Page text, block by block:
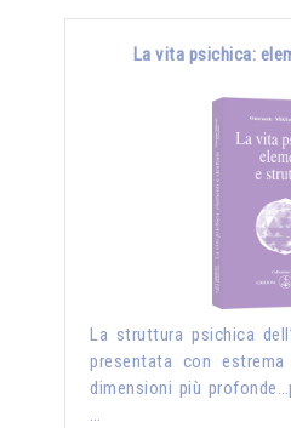
La vita psichica:
La struttura psichica
presentata con
dimensioni più
…